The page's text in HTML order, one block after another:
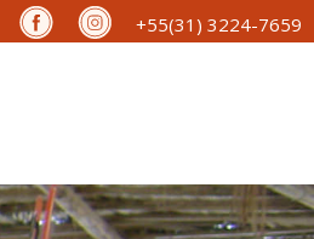
+55(31) 3224-7659